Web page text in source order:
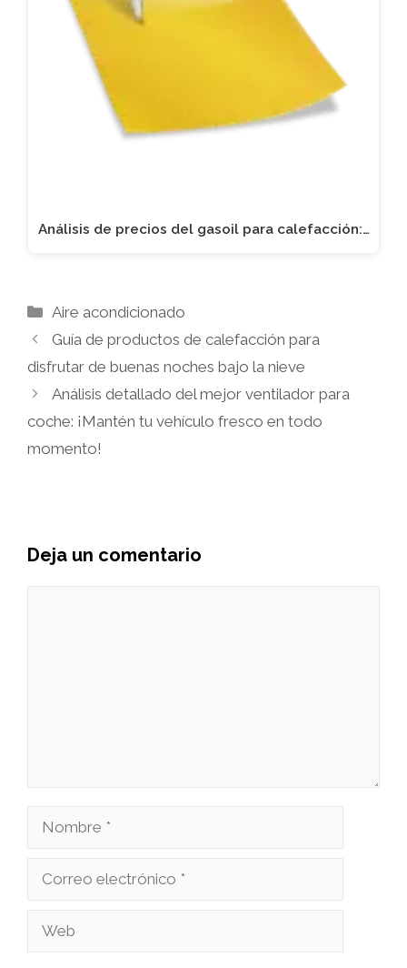
Análisis de precios del gasoil para calefacción:…
Categorías
Aire acondicionado
Guía de productos de calefacción para
disfrutar de buenas noches bajo la nieve
Análisis detallado del mejor ventilador para
coche: ¡Mantén tu vehículo fresco en todo
momento!
Deja un comentario
Nombre
Correo
Web